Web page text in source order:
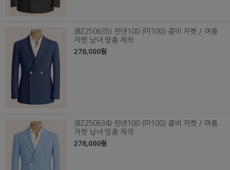
(BZ250635) 린넨100 (마100) 콤비 자켓 / 여름
자켓 남녀 맞춤 제작
278,000원
(BZ250634) 린넨100 (마100) 콤비 자켓 / 여름
자켓 남녀 맞춤 제작
278,000원